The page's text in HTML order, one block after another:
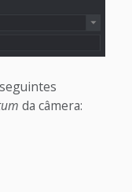
da câmera: